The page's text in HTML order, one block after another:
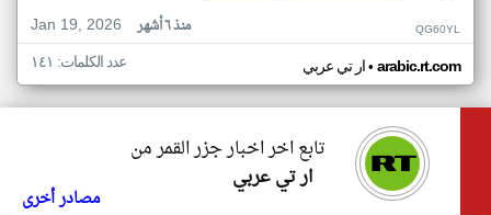
Jan 19, 2026
منذ ٦ أشهر QG60YL
ار تي عربي• arabic.rt.com عدد الكلمات: ١٤١
تابع اخر اخبار جزر القمر من
ار تي عربي
مصادر أخرى